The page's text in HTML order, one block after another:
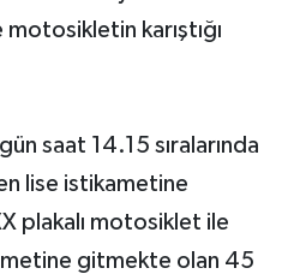
karıştığı
saat 14.15 sıralarında
lise istikametine
plakalı motosiklet ile
gitmekte olan 45